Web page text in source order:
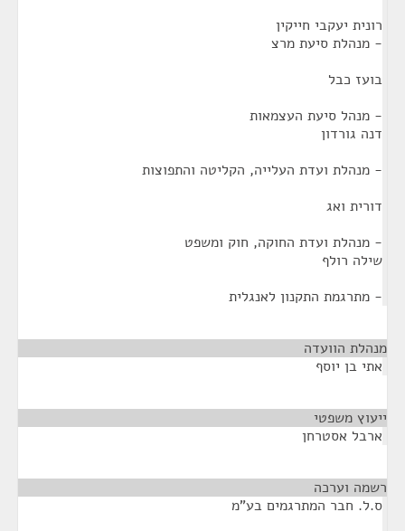
רונית יעקבי חייקין
- מנהלת סיעת מרצ
בועז כבל
- מנהל סיעת העצמאות
דנה גורדון
- מנהלת ועדת העלייה, הקליטה והתפוצות
דורית ואג
- מנהלת ועדת החוקה, חוק ומשפט
שילה רולף
- מתרגמת התקנון לאנגלית
מנהלת הוועדה
אתי בן יוסף
ייעוץ משפטי
ארבל אסטרחן
רשמה וערכה
ס.ל. חבר המתרגמים בע"מ